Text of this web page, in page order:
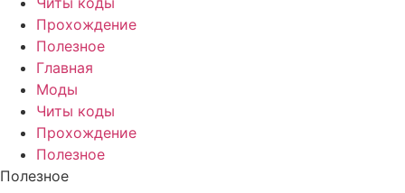
Прохождение
Полезное
Главная
Моды
Читы коды
Прохождение
Полезное
Полезное